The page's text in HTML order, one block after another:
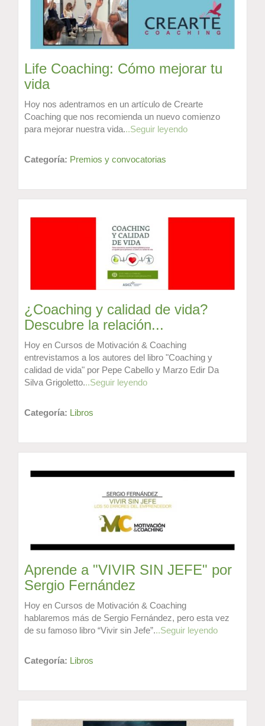
Life Coaching: Cómo mejorar tu
vida
Hoy nos adentramos en un artículo de Crearte
Coaching que nos recomienda un nuevo comienzo
para mejorar nuestra vida...Seguir leyendo
Categoría: Premios y convocatorias
¿Coaching y calidad de vida?
Descubre la relación...
Hoy en Cursos de Motivación & Coaching
entrevistamos a los autores del libro "Coaching y
calidad de vida" por Pepe Cabello y Marzo Edir Da
Silva Grigoletto...Seguir leyendo
Categoría: Libros
Aprende a "VIVIR SIN JEFE" por
Sergio Fernández
Hoy en Cursos de Motivación & Coaching
hablaremos más de Sergio Fernández, pero esta vez
de su famoso libro “Vivir sin Jefe”...Seguir leyendo
Categoría: Libros